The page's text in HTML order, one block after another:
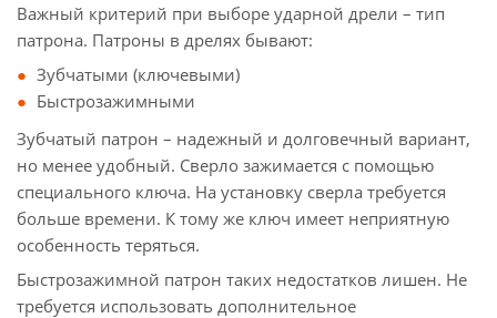
Важный критерий при выборе ударной дрели – тип
патрона. Патроны в дрелях бывают:
Зубчатыми (ключевыми)
Быстрозажимными
Зубчатый патрон – надежный и долговечный вариант,
но менее удобный. Сверло зажимается с помощью
специального ключа. На установку сверла требуется
больше времени. К тому же ключ имеет неприятную
особенность теряться.
Быстрозажимной патрон таких недостатков лишен. Не
требуется использовать дополнительное